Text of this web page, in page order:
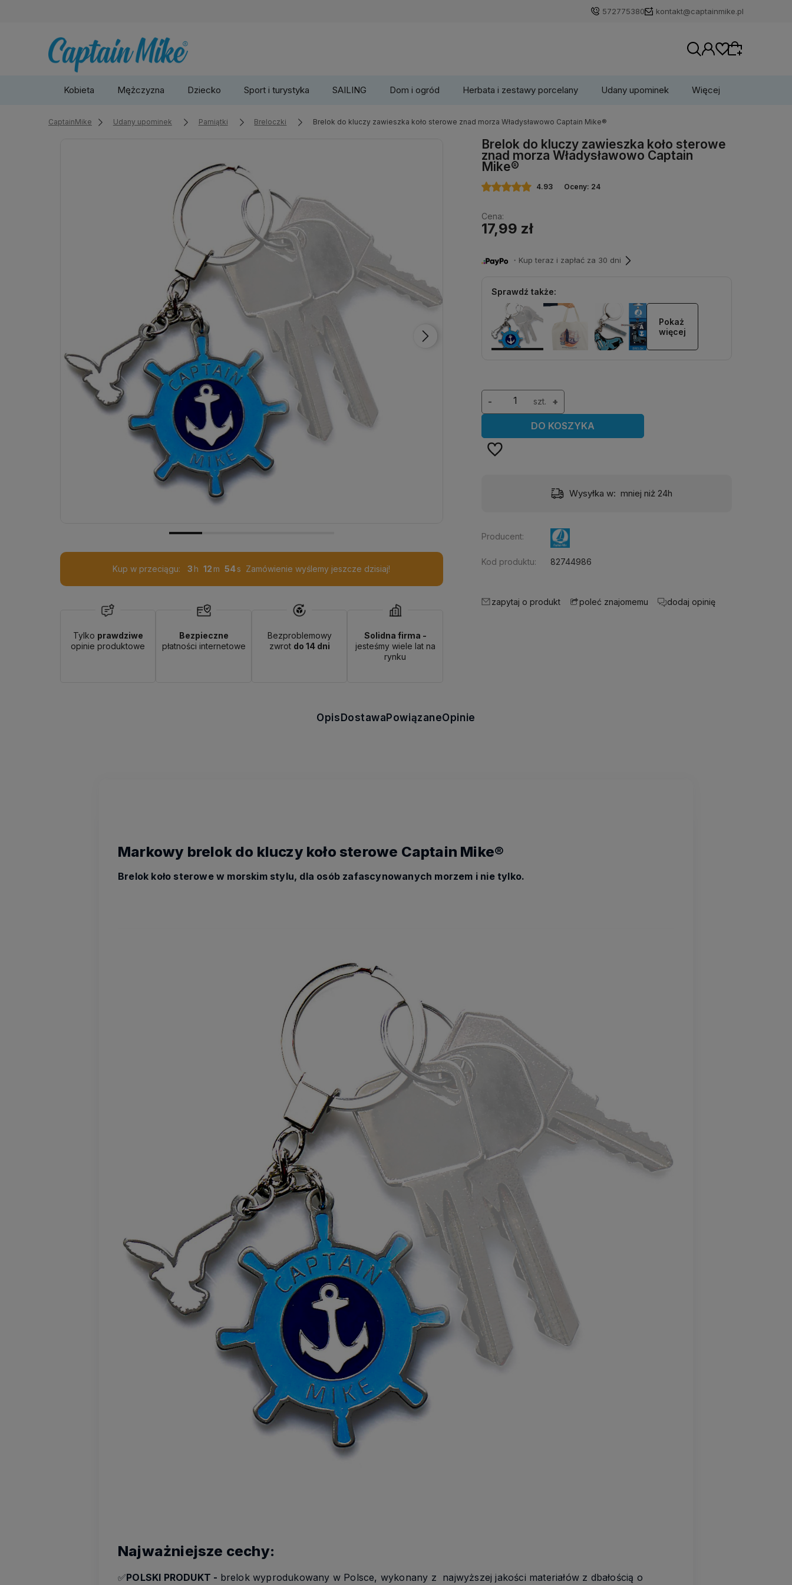
572775380 kontakt@captainmike.pl
Wybierz coś dla siebie z naszej aktualnej
oferty lub zaloguj się, aby przywrócić dodane
produkty do listy z poprzedniej sesji.
Kobieta Mężczyzna Dziecko Sport i turystyka SAILING Dom i ogród Herbata i zestawy porcelany Udany upominek Więcej
CaptainMike Udany upominek Pamiątki Breloczki Brelok do kluczy zawieszka koło sterowe znad morza Władysławowo Captain Mike®
Kup w przeciągu: 3 12 53 Zamówienie wyślemy jeszcze dzisiaj!
Tylko prawdziwe
opinie produktowe
Bezpieczne
płatności internetowe
Bezproblemowy
zwrot do 14 dni
Solidna firma -
jesteśmy wiele lat na
rynku
Brelok do kluczy zawieszka koło sterowe
znad morza Władysławowo Captain
Mike®
4.93 Oceny: 24
Cena:
17,99 zł
・Kup teraz i zapłać za 30 dni
Sprawdź także:
Pokaż
więcej
szt. +
-
DO KOSZYKA
Wysyłka w: mniej niż 24h
Producent:
Kod produktu: 82744986
zapytaj o produkt poleć znajomemu dodaj opinię
OpisDostawaPowiązaneOpinie
Markowy brelok do kluczy koło sterowe Captain Mike®
Brelok koło sterowe w morskim stylu, dla osób zafascynowanych morzem i nie tylko.
Najważniejsze cechy:
✅POLSKI PRODUKT - brelok wyprodukowany w Polsce, wykonany z najwyższej jakości materiałów z dbałością o